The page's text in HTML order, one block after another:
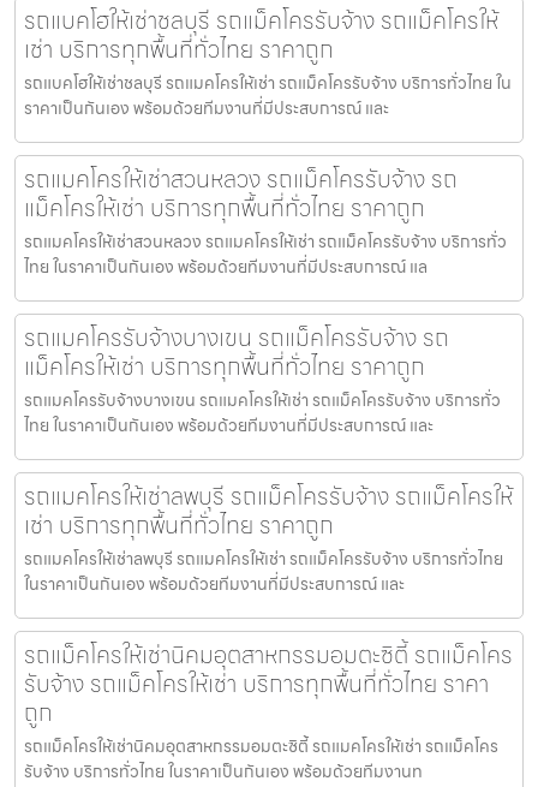
รถแบคโฮให้เช่าชลบุรี รถแม็คโครรับจ้าง รถแม็คโครให้
เช่า บริการทุกพื้นที่ทั่วไทย ราคาถูก
รถแบคโฮให้เช่าชลบุรี รถแมคโครให้เช่า รถแม็คโครรับจ้าง บริการทั่วไทย ใน
ราคาเป็นกันเอง พร้อมด้วยทีมงานที่มีประสบการณ์ และ
รถแมคโครให้เช่าสวนหลวง รถแม็คโครรับจ้าง รถ
แม็คโครให้เช่า บริการทุกพื้นที่ทั่วไทย ราคาถูก
รถแมคโครให้เช่าสวนหลวง รถแมคโครให้เช่า รถแม็คโครรับจ้าง บริการทั่ว
ไทย ในราคาเป็นกันเอง พร้อมด้วยทีมงานที่มีประสบการณ์ แล
รถแมคโครรับจ้างบางเขน รถแม็คโครรับจ้าง รถ
แม็คโครให้เช่า บริการทุกพื้นที่ทั่วไทย ราคาถูก
รถแมคโครรับจ้างบางเขน รถแมคโครให้เช่า รถแม็คโครรับจ้าง บริการทั่ว
ไทย ในราคาเป็นกันเอง พร้อมด้วยทีมงานที่มีประสบการณ์ และ
รถแมคโครให้เช่าลพบุรี รถแม็คโครรับจ้าง รถแม็คโครให้
เช่า บริการทุกพื้นที่ทั่วไทย ราคาถูก
รถแมคโครให้เช่าลพบุรี รถแมคโครให้เช่า รถแม็คโครรับจ้าง บริการทั่วไทย
ในราคาเป็นกันเอง พร้อมด้วยทีมงานที่มีประสบการณ์ และ
รถแม็คโครให้เช่านิคมอุตสาหกรรมอมตะซิตี้ รถแม็คโคร
รับจ้าง รถแม็คโครให้เช่า บริการทุกพื้นที่ทั่วไทย ราคา
ถูก
รถแม็คโครให้เช่านิคมอุตสาหกรรมอมตะซิตี้ รถแมคโครให้เช่า รถแม็คโคร
รับจ้าง บริการทั่วไทย ในราคาเป็นกันเอง พร้อมด้วยทีมงานท